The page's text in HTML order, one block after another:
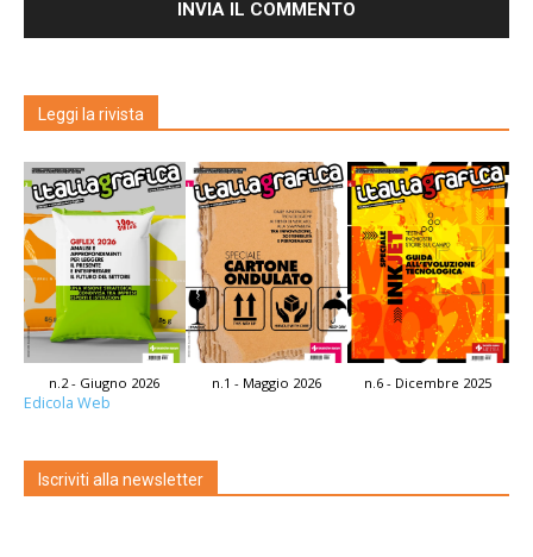
Leggi la rivista
n.2 - Giugno 2026 n.1 - Maggio 2026 n.6 - Dicembre 2025
Edicola Web
Iscriviti alla newsletter